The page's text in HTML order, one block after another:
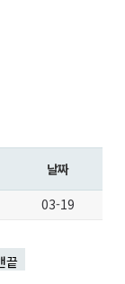
날짜
03-19
끝